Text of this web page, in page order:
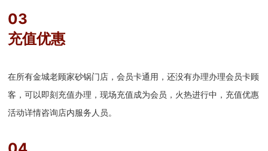
03
充值优惠
在所有金城老顾家砂锅门店，会员卡通用，还没有办理办理会员卡顾
客，可以即刻充值办理，现场充值成为会员，火热进行中，充值优惠
活动详情咨询店内服务人员。